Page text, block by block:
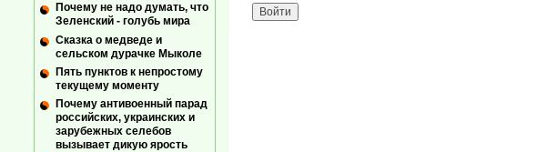
Почему не надо думать, что
Зеленский - голубь мира
Сказка о медведе и
сельском дурачке Мыколе
Пять пунктов к непростому
текущему моменту
Почему антивоенный парад
российских, украинских и
зарубежных селебов
вызывает дикую ярость